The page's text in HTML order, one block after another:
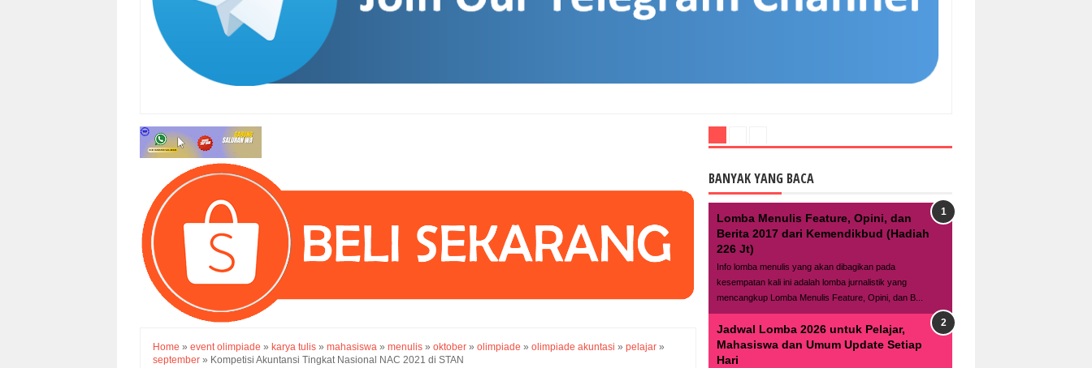
Home » event olimpiade » karya tulis » mahasiswa » menulis » oktober » olimpiade » olimpiade akuntasi » pelajar »
september » Kompetisi Akuntansi Tingkat Nasional NAC 2021 di STAN
BANYAK YANG BACA
Lomba Menulis Feature, Opini, dan
Berita 2017 dari Kemendikbud (Hadiah
226 Jt)
Info lomba menulis yang akan dibagikan pada
kesempatan kali ini adalah lomba jurnalistik yang
mencangkup Lomba Menulis Feature, Opini, dan B...
Jadwal Lomba 2026 untuk Pelajar,
Mahasiswa dan Umum Update Setiap
Hari